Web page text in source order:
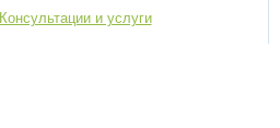
Консультации и услуги